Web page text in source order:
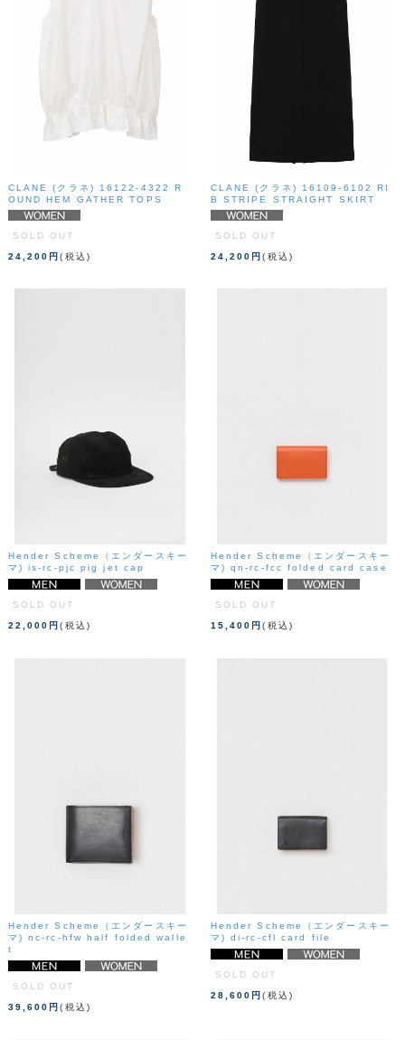
CLANE (クラネ) 16122-4322 R
OUND HEM GATHER TOPS
SOLD OUT
24,200円(税込)
CLANE (クラネ) 16109-6102 RI
B STRIPE STRAIGHT SKIRT
SOLD OUT
24,200円(税込)
Hender Scheme（エンダースキー
マ) is-rc-pjc pig jet cap
SOLD OUT
22,000円(税込)
Hender Scheme（エンダースキー
マ) qn-rc-fcc folded card case
SOLD OUT
15,400円(税込)
Hender Scheme（エンダースキー
マ) nc-rc-hfw half folded walle
t
SOLD OUT
39,600円(税込)
Hender Scheme（エンダースキー
マ) di-rc-cfl card file
SOLD OUT
28,600円(税込)